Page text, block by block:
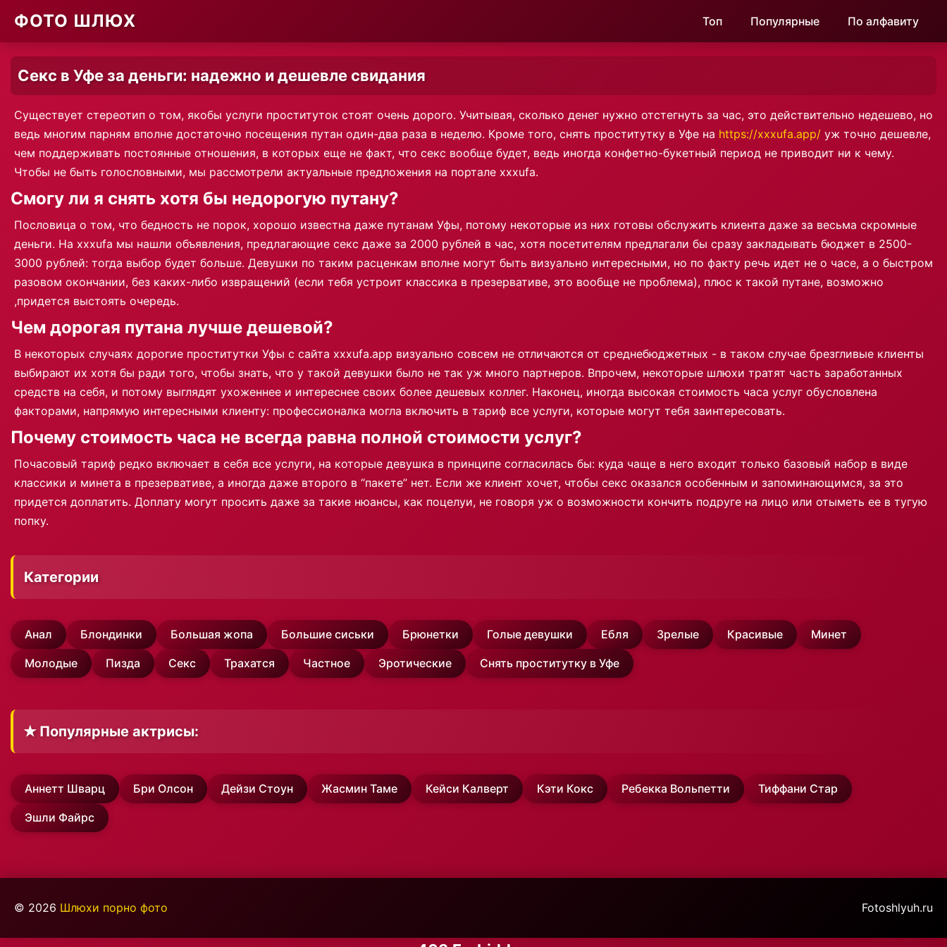
ФОТО ШЛЮХ Топ Популярные По алфавиту
Секс в Уфе за деньги: надежно и дешевле свидания
Существует стереотип о том, якобы услуги проституток стоят очень дорого. Учитывая, сколько денег нужно отстегнуть за час, это действительно недешево, но
ведь многим парням вполне достаточно посещения путан один-два раза в неделю. Кроме того, снять проститутку в Уфе на https://xxxufa.app/ уж точно дешевле,
чем поддерживать постоянные отношения, в которых еще не факт, что секс вообще будет, ведь иногда конфетно-букетный период не приводит ни к чему.
Чтобы не быть голословными, мы рассмотрели актуальные предложения на портале xxxufa.
Смогу ли я снять хотя бы недорогую путану?
Пословица о том, что бедность не порок, хорошо известна даже путанам Уфы, потому некоторые из них готовы обслужить клиента даже за весьма скромные
деньги. На xxxufa мы нашли объявления, предлагающие секс даже за 2000 рублей в час, хотя посетителям предлагали бы сразу закладывать бюджет в 2500-
3000 рублей: тогда выбор будет больше. Девушки по таким расценкам вполне могут быть визуально интересными, но по факту речь идет не о часе, а о быстром
разовом окончании, без каких-либо извращений (если тебя устроит классика в презервативе, это вообще не проблема), плюс к такой путане, возможно
,придется выстоять очередь.
Чем дорогая путана лучше дешевой?
В некоторых случаях дорогие проститутки Уфы с сайта xxxufa.app визуально совсем не отличаются от среднебюджетных - в таком случае брезгливые клиенты
выбирают их хотя бы ради того, чтобы знать, что у такой девушки было не так уж много партнеров. Впрочем, некоторые шлюхи тратят часть заработанных
средств на себя, и потому выглядят ухоженнее и интереснее своих более дешевых коллег. Наконец, иногда высокая стоимость часа услуг обусловлена
факторами, напрямую интересными клиенту: профессионалка могла включить в тариф все услуги, которые могут тебя заинтересовать.
Почему стоимость часа не всегда равна полной стоимости услуг?
Почасовый тариф редко включает в себя все услуги, на которые девушка в принципе согласилась бы: куда чаще в него входит только базовый набор в виде
классики и минета в презервативе, а иногда даже второго в “пакете” нет. Если же клиент хочет, чтобы секс оказался особенным и запоминающимся, за это
придется доплатить. Доплату могут просить даже за такие нюансы, как поцелуи, не говоря уж о возможности кончить подруге на лицо или отыметь ее в тугую
попку.
Категории
Анал Блондинки Большая жопа Большие сиськи Брюнетки Голые девушки Ебля Зрелые Красивые Минет
Молодые Пизда Секс Трахатся Частное Эротические Снять проститутку в Уфе
✭ Популярные актрисы:
Аннетт Шварц Бри Олсон Дейзи Стоун Жасмин Таме Кейси Калверт Кэти Кокс Ребекка Вольпетти Тиффани Стар
Эшли Файрс
© 2026 Шлюхи порно фото Fotoshlyuh.ru